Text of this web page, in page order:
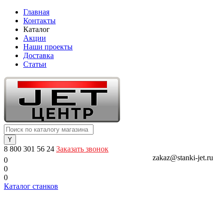
Главная
Контакты
Каталог
Акции
Наши проекты
Доставка
Статьи
8 800 301 56 24 Заказать звонок
zakaz@stanki-jet.ru
0
0
0
Каталог станков